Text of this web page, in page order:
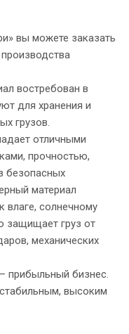
вы можете заказать
востребован в
для хранения и
грузов.
отличными
прочностью,
безопасных
материал
влаге, солнечному
защищает груз от
механических
прибыльный бизнес.
высоким